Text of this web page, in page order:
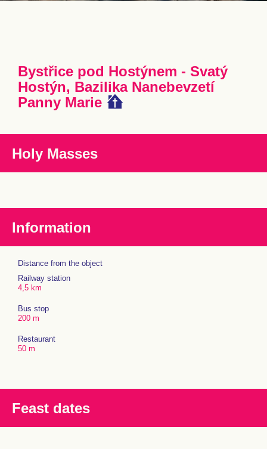
Bystřice pod Hostýnem - Svatý
Hostýn, Bazilika Nanebevzetí
Panny Marie
Holy Masses
Information
Distance from the object
Railway station
4,5 km
Bus stop
200 m
Restaurant
50 m
Feast dates